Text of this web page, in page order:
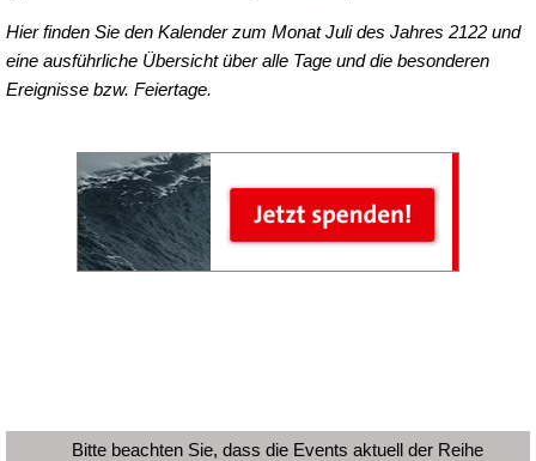
Hier finden Sie den Kalender zum Monat Juli des Jahres 2122 und
eine ausführliche Übersicht über alle Tage und die besonderen
Ereignisse bzw. Feiertage.
Bitte beachten Sie, dass die Events aktuell der Reihe